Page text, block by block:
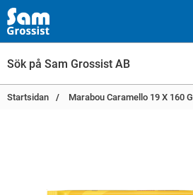
Startsidan Marabou Caramello 19 X 160 G